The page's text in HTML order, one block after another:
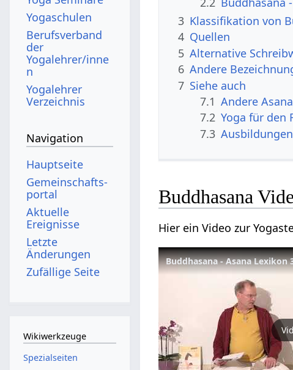
3 Klassifikation von
4 Quellen
5 Alternative
6 Andere
7 Siehe auch
7.1 Andere
7.2 Yoga für den
7.3 Ausbildungen
Buddhasana
Hier ein Video zur
Buddhasana - Asana Lexikon
Yogaschulen
Berufsverband
der
Yogalehrer/inne
n
Yogalehrer
Verzeichnis
Navigation
Hauptseite
Gemeinschafts­
portal
Aktuelle
Ereignisse
Letzte
Änderungen
Zufällige Seite
Wikiwerkzeuge
Spezialseiten